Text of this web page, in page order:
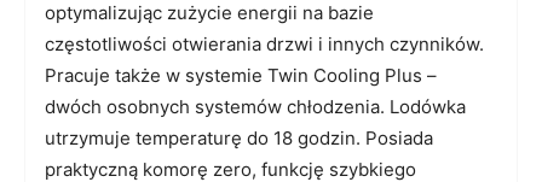
optymalizując zużycie energii na bazie
częstotliwości otwierania drzwi i innych czynników.
Pracuje także w systemie Twin Cooling Plus –
dwóch osobnych systemów chłodzenia. Lodówka
utrzymuje temperaturę do 18 godzin. Posiada
praktyczną komorę zero, funkcję szybkiego